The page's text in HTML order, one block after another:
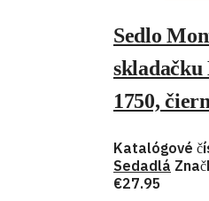
Sedlo
1750,
Katalógové
Sedadlá
€27.95